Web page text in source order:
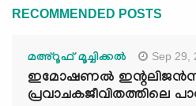
RECOMMENDED POSTS
മഅ്റൂഫ് മൂച്ചിക്കല്‍ Sep 29,
ഇമോഷണൽ
പ്രവാചകജീവിതത്തിലെ